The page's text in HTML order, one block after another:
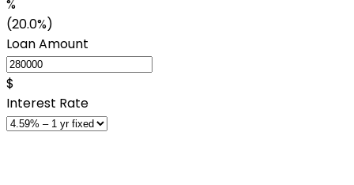
%
(20.0%)
Loan Amount
$
Interest Rate